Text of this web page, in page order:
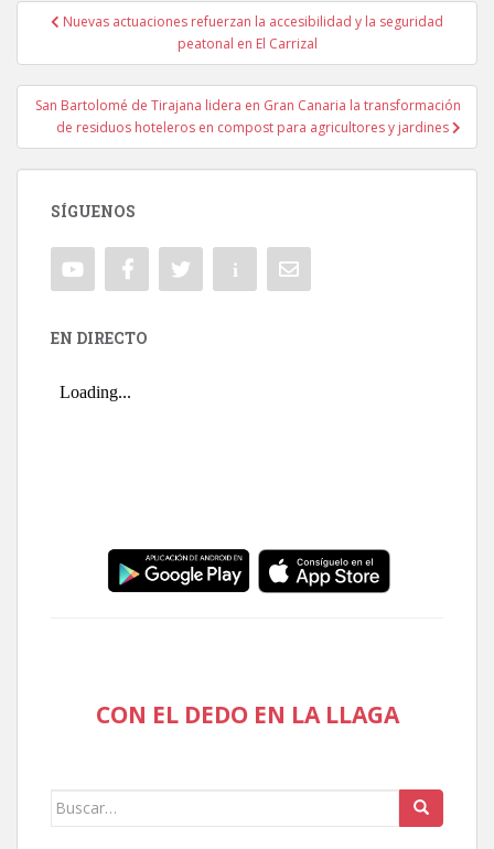
Navegación de entradas
Nuevas actuaciones refuerzan la accesibilidad y la seguridad
peatonal en El Carrizal
San Bartolomé de Tirajana lidera en Gran Canaria la transformación
de residuos hoteleros en compost para agricultores y jardines
SÍGUENOS
EN DIRECTO
CON EL DEDO EN LA LLAGA
Buscar: